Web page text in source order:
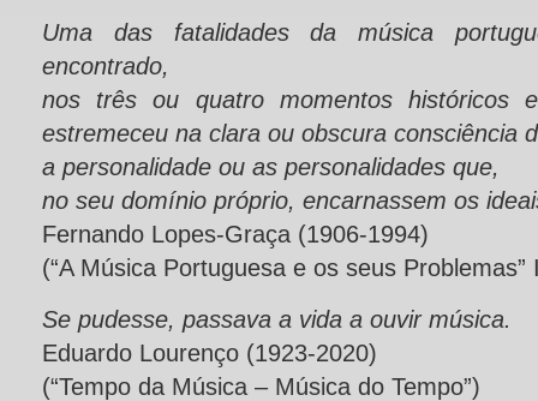
Uma das fatalidades da música
encontrado,
nos três ou quatro momentos históricos
estremeceu na clara ou obscura consciência
a personalidade ou as personalidades que,
no seu domínio próprio, encarnassem os
Fernando Lopes-Graça (1906-1994)
(“A Música Portuguesa e os seus Problemas”
Se pudesse, passava a vida a ouvir música.
Eduardo Lourenço (1923-2020)
(“Tempo da Música – Música do Tempo”)